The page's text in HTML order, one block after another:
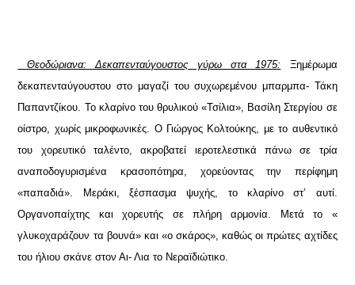
Θεοδώριανα: Δεκαπενταύγουστος γύρω στα 1975: Ξημέρωμα
δεκαπενταύγουστου στο μαγαζί του συχωρεμένου μπαρμπα- Τάκη
Παπαντζίκου. Το κλαρίνο του θρυλικού «Τσίλια», Βασίλη Στεργίου σε
οίστρο, χωρίς μικροφωνικές. Ο Γιώργος Κολτούκης, με το αυθεντικό
του χορευτικό ταλέντο, ακροβατεί ιεροτελεστικά πάνω σε τρία
αναποδογυρισμένα κρασοπότηρα, χορεύοντας την περίφημη
«παπαδιά». Μεράκι, ξέσπασμα ψυχής, το κλαρίνο στ’ αυτί.
Οργανοπαίχτης και χορευτής σε πλήρη αρμονία. Μετά το «
γλυκοχαράζουν τα βουνά» και «ο σκάρος», καθώς οι πρώτες αχτίδες
του ήλιου σκάνε στον Αι- Λια το Νεραϊδιώτικο.